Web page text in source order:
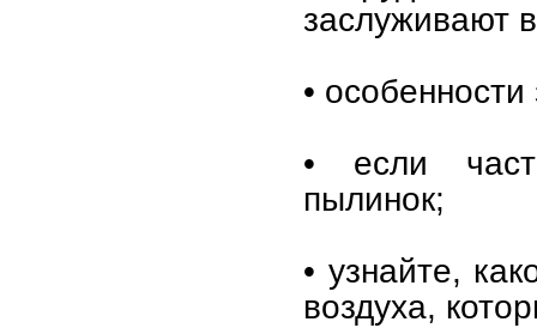
заслуживают
• особенности
• если
пылинок;
• узнайте,
воздуха,